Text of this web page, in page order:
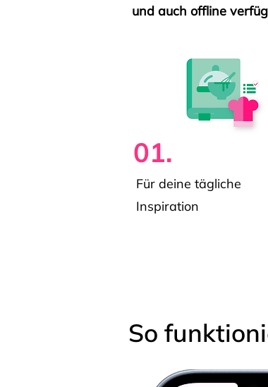
und auch offline
01.
Für deine tägliche
Inspiration
So